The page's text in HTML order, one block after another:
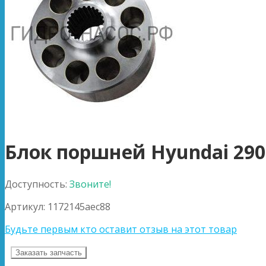
Блок поршней Hyundai
Доступность: Звоните!
Артикул: 1172145aec88
Будьте первым кто оставит отзыв на этот товар
Заказать запчасть